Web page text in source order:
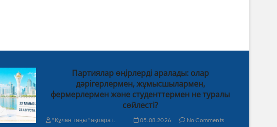
Партиялар өңірлерді аралады: олар
дәрігерлермен, жұмысшылармен,
фермерлермен және студенттермен не туралы
сөйлесті?
"Құлан таңы" ақпарат. 05.08.2026 No Comments